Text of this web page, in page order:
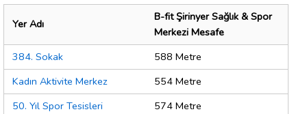
Yer Adı
B-fit Şirinyer Sağlık & Spor
Merkezi Mesafe
384. Sokak
588 Metre
Kadın Aktivite Merkez
554 Metre
50. Yıl Spor Tesisleri
574 Metre